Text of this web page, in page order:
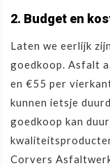
2. Budget en
Laten we eerlijk
goedkoop. Asfalt
en €55 per
kunnen ietsje
goedkoop kan
Corvers